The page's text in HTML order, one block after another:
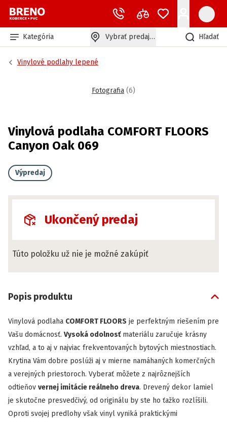
Kategória Vybrať predajňu Hľadať
Vinylové podlahy lepené
Fotografia (6)
Vinylová podlaha COMFORT FLOORS
Canyon Oak 069
Výpredaj
Ukončený predaj
Túto položku už nie je možné zakúpiť
Popis produktu
Vinylová podlaha COMFORT FLOORS je perfektným riešením pre
Vašu domácnosť. Vysoká odolnosťmateriálu zaručuje krásny
vzhľad, a to aj v najviac frekventovaných bytových miestnostiach.
Krytina Vám dobre poslúži aj v mierne namáhaných komerčných
a verejných priestoroch. Vyberať môžete z najrôznejších
odtieňov vernej imitácie reálneho dreva. Drevený dekor lamiel
je skutočne presvedčivý, od originálu by ste ho ťažko rozlíšili.
Oproti svojej predlohy však vinyl vyniká praktickými